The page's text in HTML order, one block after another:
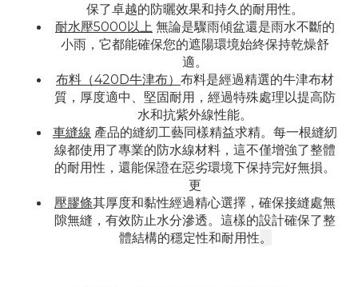
保了卓越的防曬效果和持久的耐用性。
耐水壓5000以上 無論是驟雨傾盆還是雨水不斷的
小雨，它都能確保您的遮陽環境始終保持乾燥舒
適。
布料（420D牛津布） 布料是經過精選的牛津布材
質，厚度適中、堅固耐用，經過特殊處理以提高防
水和抗紫外線性能。
車縫線 產品的縫紉工藝同樣精益求精。每一根縫紉
線都使用了專業的防水線材料，這不僅增強了整體
的耐用性，還能保證在惡劣環境下保持完好無損。
更
壓膠條其厚度和黏性經過精心選擇，確保接縫處無
隙無縫，有效防止水分滲透。這樣的設計確保了整
體結構的穩定性和耐用性。